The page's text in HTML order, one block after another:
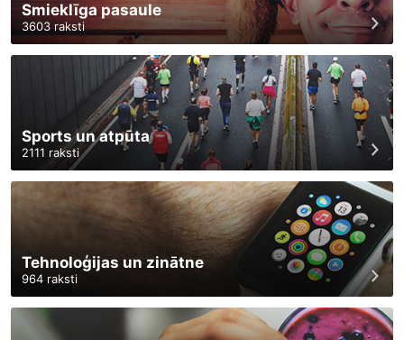
Smieklīga pasaule
3603raksti
Sports un atpūta
2111 raksti
Tehnoloģijas un zinātne
964 raksti